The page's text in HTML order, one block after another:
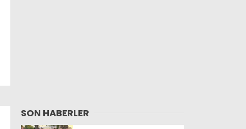
SON HABERLER